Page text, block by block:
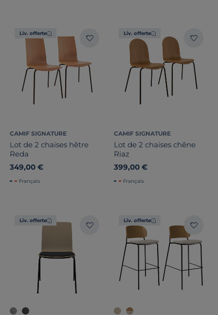
Liv. offerte
CAMIF SIGNATURE
Lot de 2 chaises hêtre
Reda
349,00 €
Français
Liv. offerte
CAMIF SIGNATURE
Lot de 2 chaises chêne
Riaz
399,00 €
Français
Liv. offerte Liv. offerte